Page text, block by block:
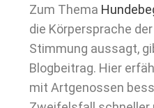
Zum Thema
die Körpersprache
Stimmung aussagt,
Blogbeitrag. Hier
mit Artgenossen